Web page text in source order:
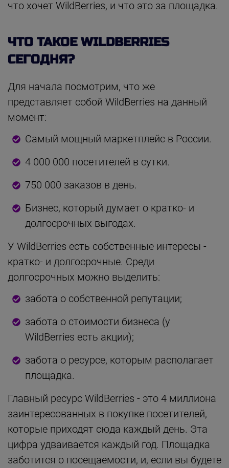
что хочет WildBerries, и что это за площадка.
ЧТО ТАКОЕ WILDBERRIES
СЕГОДНЯ?
Для начала посмотрим, что же
представляет собой WildBerries на данный
момент:
Самый мощный маркетплейс в России.
4 000 000 посетителей в сутки.
750 000 заказов в день.
Бизнес, который думает о кратко- и
долгосрочных выгодах.
У WildBerries есть собственные интересы -
кратко- и долгосрочные. Среди
долгосрочных можно выделить:
забота о собственной репутации;
забота о стоимости бизнеса (у
WildBerries есть акции);
забота о ресурсе, которым располагает
площадка.
Главный ресурс WildBerries - это 4 миллиона
заинтересованных в покупке посетителей,
которые приходят сюда каждый день. Эта
цифра удваивается каждый год. Площадка
заботится о посещаемости, и, если вы будете